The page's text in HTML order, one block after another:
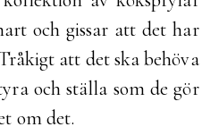
och gissar att det har
att det ska behöva
och ställa som de gör
om det.